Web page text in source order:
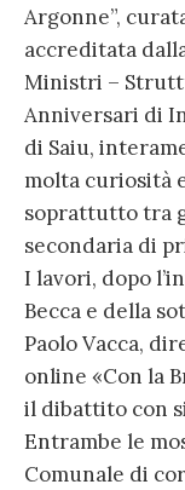
Argonne”,
accreditata
Ministri –
Anniversari di
di Saiu,
molta curiosità
soprattutto tra
secondaria di
I lavori, dopo
Becca e della
Paolo Vacca,
online «Con la
il dibattito con
Entrambe le
Comunale di